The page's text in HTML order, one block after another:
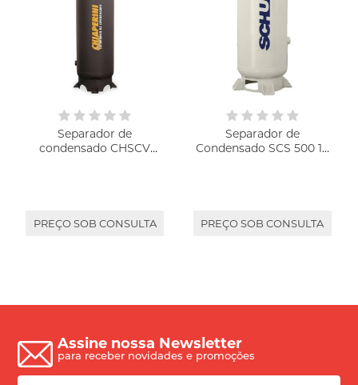
Separador de
condensado CHSCV
PREÇO SOB CONSULTA
Separador de
Condensado SCS 500 13
PREÇO SOB CONSULTA
Assine nossa Newsletter
para receber novidades e promoções